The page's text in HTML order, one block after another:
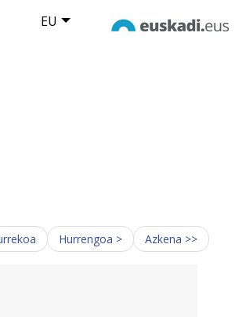
EU
Hurrengoa > Azkena >>